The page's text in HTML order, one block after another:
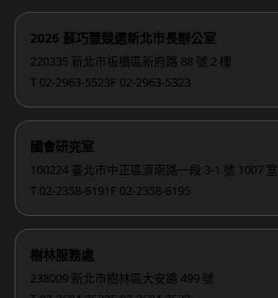
2026 蘇巧慧競選新北市長辦公室
220335 新北市板橋區新府路 88 號 2 樓
T 02-2963-5523F 02-2963-5323
國會研究室
100224 臺北市中正區濟南路一段 3-1 號 1007 室
T 02-2358-6191 F 02-2358-6195
樹林服務處
238009 新北市樹林區大安路 499 號